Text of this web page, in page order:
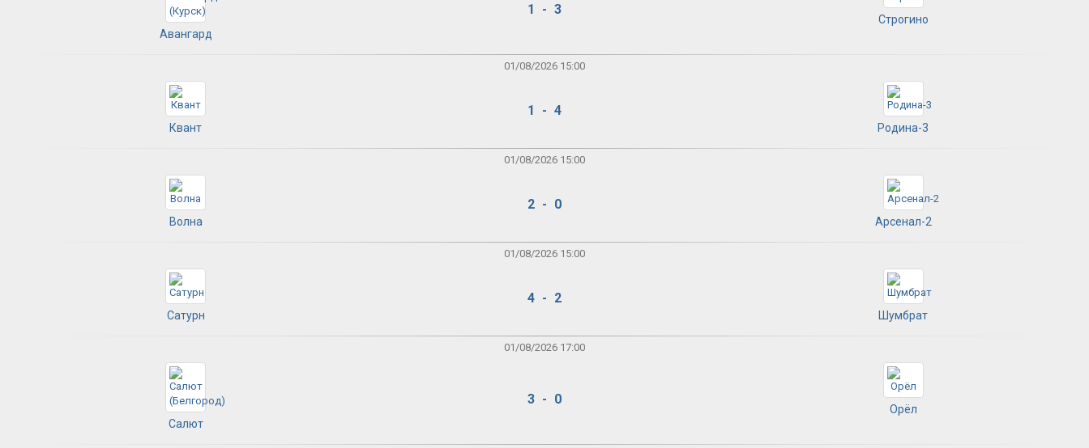
Авангард
1 - 3
Строгино
01/08/2026 15:00
Квант
1 - 4
Родина-3
01/08/2026 15:00
Волна
2 - 0
Арсенал-2
01/08/2026 15:00
Сатурн
4 - 2
Шумбрат
01/08/2026 17:00
Салют
3 - 0
Орёл